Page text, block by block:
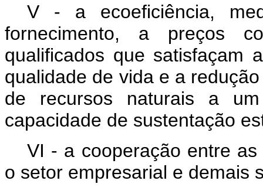
V - a ecoeficiência,
fornecimento, a preços
qualificados que satisfaçam
qualidade de vida e a
de recursos naturais a
capacidade de sustentação
VI - a cooperação entre
o setor empresarial e demais